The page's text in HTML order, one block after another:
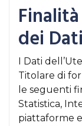
dei
I Dati
Titolare di
le seguenti
Statistica,
piattaforme